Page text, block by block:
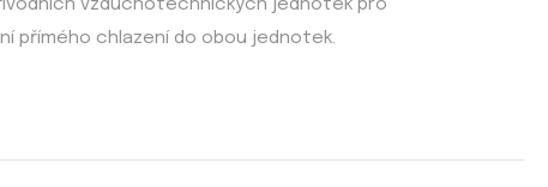
vzduchotechnických jednotek pro
přímého chlazení do obou jednotek.